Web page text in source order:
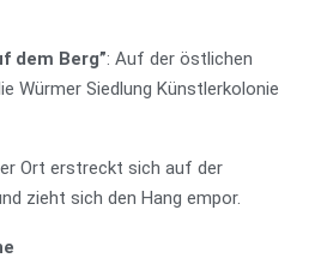
dem Berg”: Auf der östlichen
Würmer Siedlung Künstlerkolonie
Ort erstreckt sich auf der
zieht sich den Hang empor.